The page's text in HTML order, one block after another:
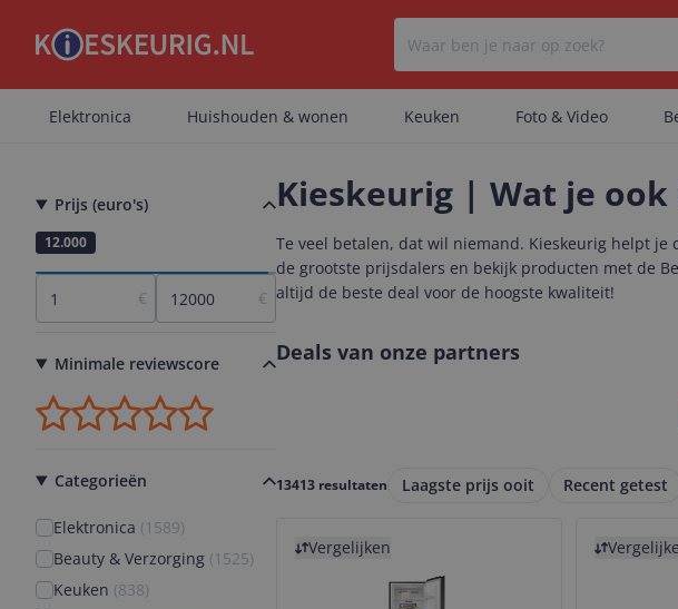
Er zijn geen
Er zijn geen
Elektronica Huishouden & wonen Keuken Foto & Video
Prijs (euro's)
112.000
€ €
Minimale reviewscore
Categorieën
Elektronica (1589)
Beauty & Verzorging (1525)
Keuken (838)
Kieskeurig | Wat je
Te veel betalen, dat wil niemand. Kieskeurig helpt
de grootste prijsdalers en bekijk producten met de
altijd de beste deal voor de hoogste kwaliteit!
Deals van onze partners
13413 resultaten Laagste prijs ooit Recent getest
Vergelijken